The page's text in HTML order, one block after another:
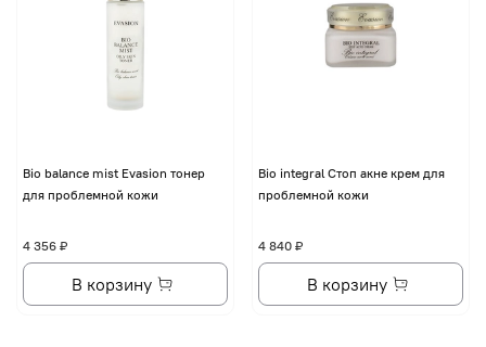
Bio balance mist Evasion тонер
для проблемной кожи
4 356 ₽
В корзину
Bio integral Стоп акне крем для
проблемной кожи
4 840 ₽
В корзину